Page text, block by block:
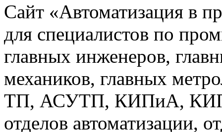
Сайт «Автоматизация в
для специалистов по
главных инженеров,
механиков, главных
ТП, АСУТП, КИПиА, КИП
отделов автоматизации,